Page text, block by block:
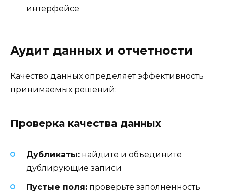
интерфейсе
Аудит данных и отчетности
Качество данных определяет эффективность
принимаемых решений:
Проверка качества данных
Дубликаты: найдите и объедините
дублирующие записи
Пустые поля: проверьте заполненность